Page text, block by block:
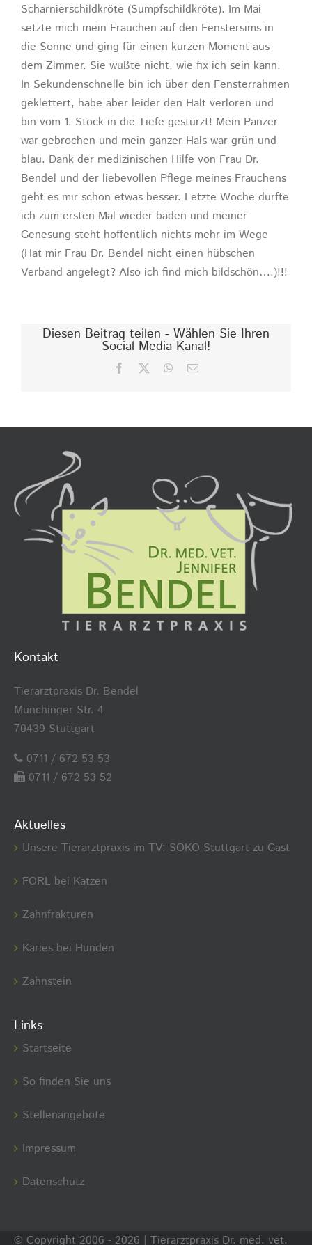
Scharnierschildkröte (Sumpfschildkröte). Im Mai
setzte mich mein Frauchen auf den Fenstersims in
die Sonne und ging für einen kurzen Moment aus
dem Zimmer. Sie wußte nicht, wie fix ich sein kann.
In Sekundenschnelle bin ich über den Fensterrahmen
geklettert, habe aber leider den Halt verloren und
bin vom 1. Stock in die Tiefe gestürzt! Mein Panzer
war gebrochen und mein ganzer Hals war grün und
blau. Dank der medizinischen Hilfe von Frau Dr.
Bendel und der liebevollen Pflege meines Frauchens
geht es mir schon etwas besser. Letzte Woche durfte
ich zum ersten Mal wieder baden und meiner
Genesung steht hoffentlich nichts mehr im Wege
(Hat mir Frau Dr. Bendel nicht einen hübschen
Verband angelegt? Also ich find mich bildschön….)!!!
Diesen Beitrag teilen - Wählen Sie Ihren
Social Media Kanal!
Facebook WhatsApp
E-
Kontakt
Tierarztpraxis Dr. Bendel
Münchinger Str. 4
70439 Stuttgart
0711 / 672 53 53
0711 / 672 53 52
Aktuelles
Unsere Tierarztpraxis im TV: SOKO Stuttgart zu Gast
FORL bei Katzen
Zahnfrakturen
Karies bei Hunden
Zahnstein
Links
Startseite
So finden Sie uns
Stellenangebote
Impressum
Datenschutz
© Copyright 2006 - 2026 | Tierarztpraxis Dr. med. vet.